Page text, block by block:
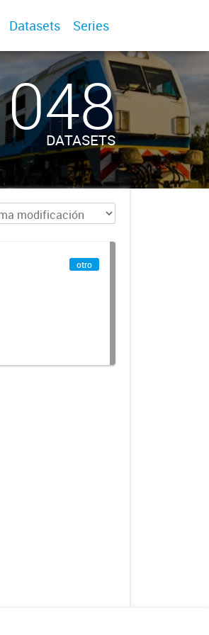
Datasets Series
048
DATASETS
otro